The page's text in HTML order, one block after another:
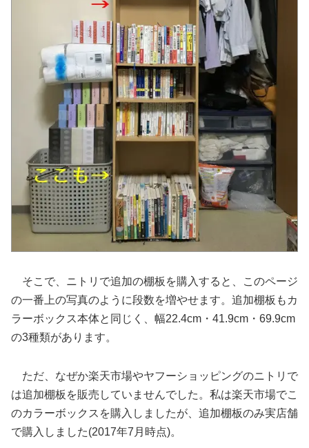
そこで、ニトリで追加の棚板を購入すると、このページ
の一番上の写真のように段数を増やせます。追加棚板もカ
ラーボックス本体と同じく、幅22.4cm・41.9cm・69.9cm
の3種類があります。
ただ、なぜか楽天市場やヤフーショッピングのニトリで
は追加棚板を販売していませんでした。私は楽天市場でこ
のカラーボックスを購入しましたが、追加棚板のみ実店舗
で購入しました(2017年7月時点)。